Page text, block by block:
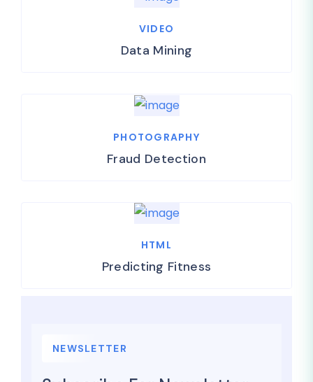
VIDEO
Data Mining
PHOTOGRAPHY
Fraud Detection
HTML
Predicting Fitness
NEWSLETTER